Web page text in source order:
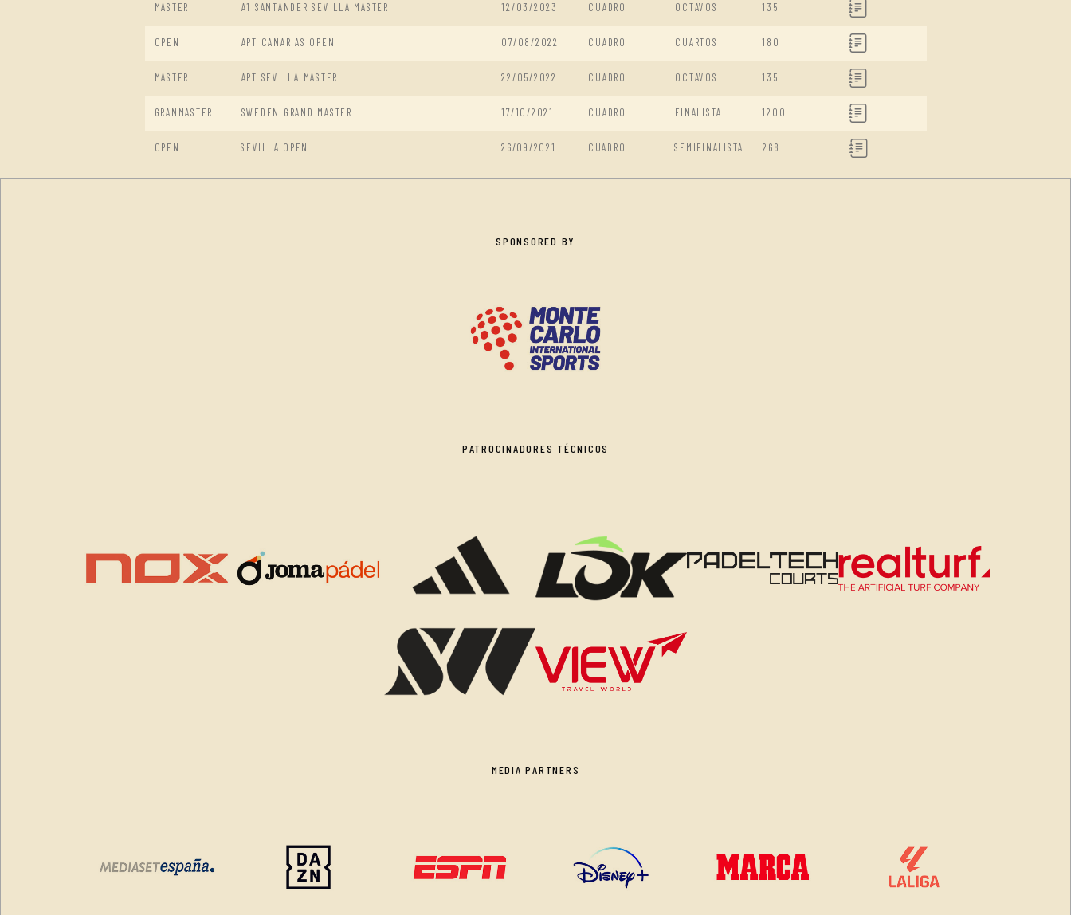
MASTER A1 SANTANDER SEVILLA MASTER 12/03/2023 CUADRO OCTAVOS 135
OPEN APT CANARIAS OPEN 07/08/2022 CUADRO CUARTOS 180
MASTER APT SEVILLA MASTER 22/05/2022 CUADRO OCTAVOS 135
GRANMASTER SWEDEN GRAND MASTER 17/10/2021 CUADRO FINALISTA 1200
OPEN SEVILLA OPEN 26/09/2021 CUADRO SEMIFINALISTA 268
SPONSORED BY
PATROCINADORES TÉCNICOS
MEDIA PARTNERS